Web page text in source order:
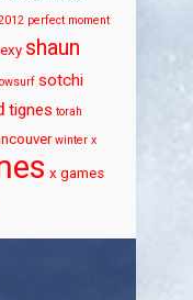
perfect moment
shaun
sotchi
tignes torah
winter x
x games